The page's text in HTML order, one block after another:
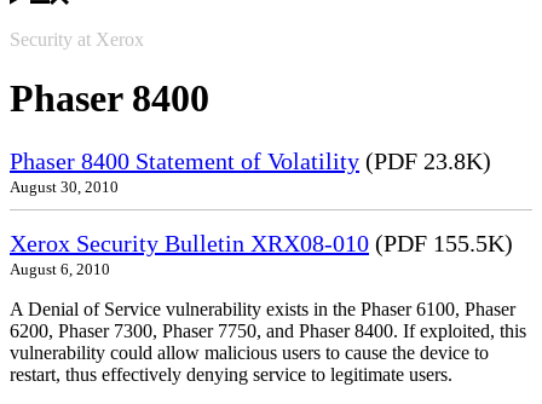
Security at Xerox
Phaser 8400
Phaser 8400 Statement of Volatility (PDF 23.8K)
August 30, 2010
Xerox Security Bulletin XRX08-010 (PDF 155.5K)
August 6, 2010
A Denial of Service vulnerability exists in the Phaser 6100, Phaser
6200, Phaser 7300, Phaser 7750, and Phaser 8400. If exploited, this
vulnerability could allow malicious users to cause the device to
restart, thus effectively denying service to legitimate users.